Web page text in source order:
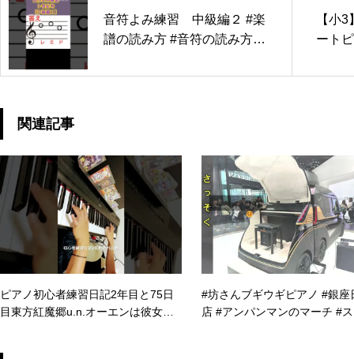
音符よみ練習 中級編２ #楽
譜の読み方 #音符の読み方 #
【小
ート
1位（
関連記事
ピアノ初心者練習日記2年目と75日
目東方紅魔郷u.n.オーエンは彼女な
#坊さんブギウギピアノ #銀座
店 #アンパンマンのマーチ #